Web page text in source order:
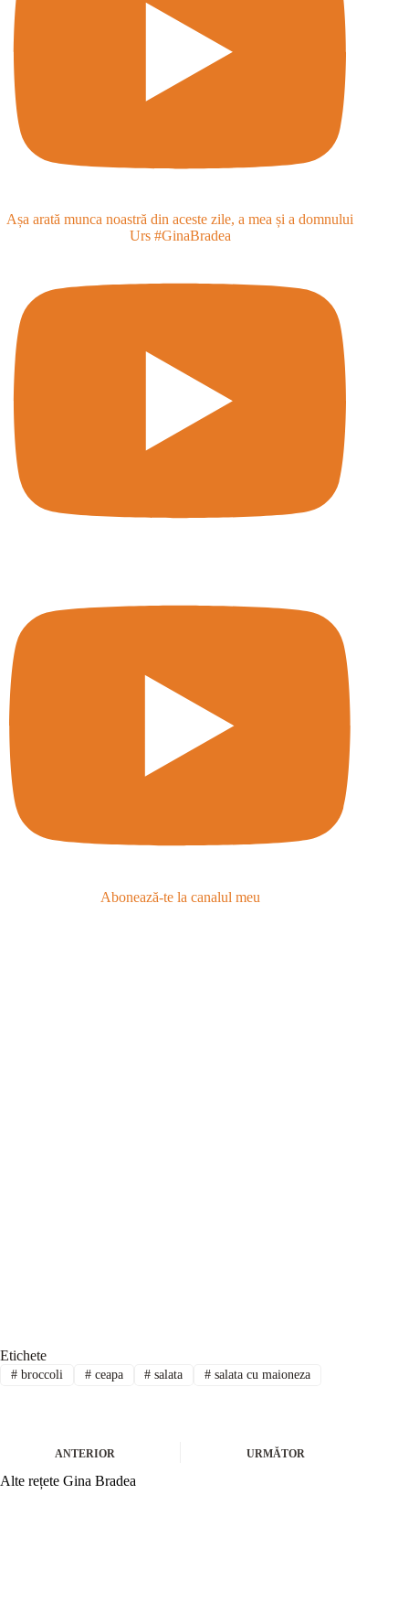
Așa arată munca noastră din aceste zile, a mea și a domnului
Urs #GinaBradea
Abonează-te la canalul meu
Etichete
#broccoli #ceapa # salata # salata cu maioneza
ANTERIOR URMĂTOR
Alte rețete Gina Bradea